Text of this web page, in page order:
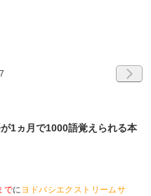
1ヵ月で1000語覚えられる本
でにヨドバシエクストリームサ